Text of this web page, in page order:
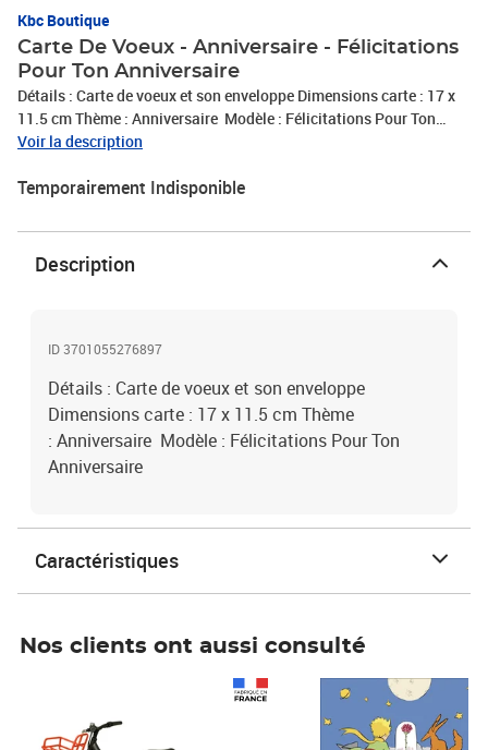
Kbc Boutique
Carte De Voeux - Anniversaire - Félicitations
Pour Ton Anniversaire
Détails : Carte de voeux et son enveloppe Dimensions carte : 17 x
11.5 cm Thème : Anniversaire Modèle : Félicitations Pour Ton
Anniversaire
Voir la description
Temporairement Indisponible
Description
ID 3701055276897
Détails : Carte de voeux et son enveloppe
Dimensions carte : 17 x 11.5 cm Thème
: Anniversaire Modèle : Félicitations Pour Ton
Anniversaire
Caractéristiques
Nos clients ont aussi consulté
Prix 7,50€